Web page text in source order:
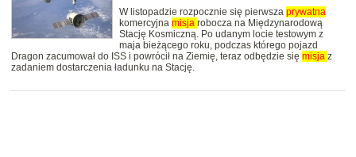
W listopadzie rozpocznie się pierwsza prywatna
komercyjna misja robocza na Międzynarodową
Stację Kosmiczną. Po udanym locie testowym z
maja bieżącego roku, podczas którego pojazd
Dragon zacumował do ISS i powrócił na Ziemię, teraz odbędzie się misja z
zadaniem dostarczenia ładunku na Stację.